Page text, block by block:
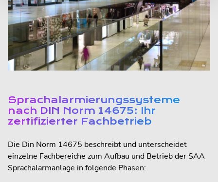
Sprachalarmierungssysteme
nach DIN Norm 14675: Ihr
zertifizierter Fachbetrieb
Die Din Norm 14675 beschreibt und unterscheidet
einzelne Fachbereiche zum Aufbau und Betrieb der SAA
Sprachalarmanlage in folgende Phasen: